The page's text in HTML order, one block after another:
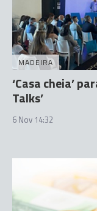
MADEIRA
‘Casa cheia’
Talks’
6 Nov 14:32